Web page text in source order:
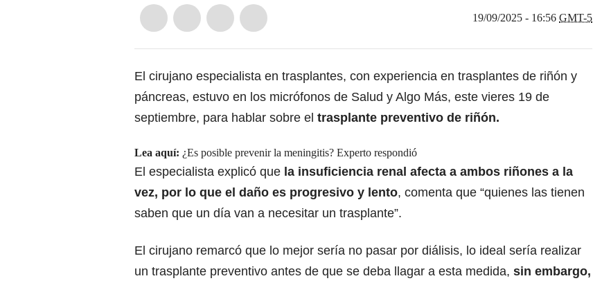
19/09/2025 - 16:56 GMT-5
El cirujano especialista en trasplantes, con experiencia en trasplantes de riñón y
páncreas, estuvo en los micrófonos de Salud y Algo Más, este vieres 19 de
septiembre, para hablar sobre el trasplante preventivo de riñón.
Lea aquí: ¿Es posible prevenir la meningitis? Experto respondió
El especialista explicó que la insuficiencia renal afecta a ambos riñones a la
vez, por lo que el daño es progresivo y lento, comenta que “quienes las tienen
saben que un día van a necesitar un trasplante”.
El cirujano remarcó que lo mejor sería no pasar por diálisis, lo ideal sería realizar
un trasplante preventivo antes de que se deba llagar a esta medida, sin embargo,